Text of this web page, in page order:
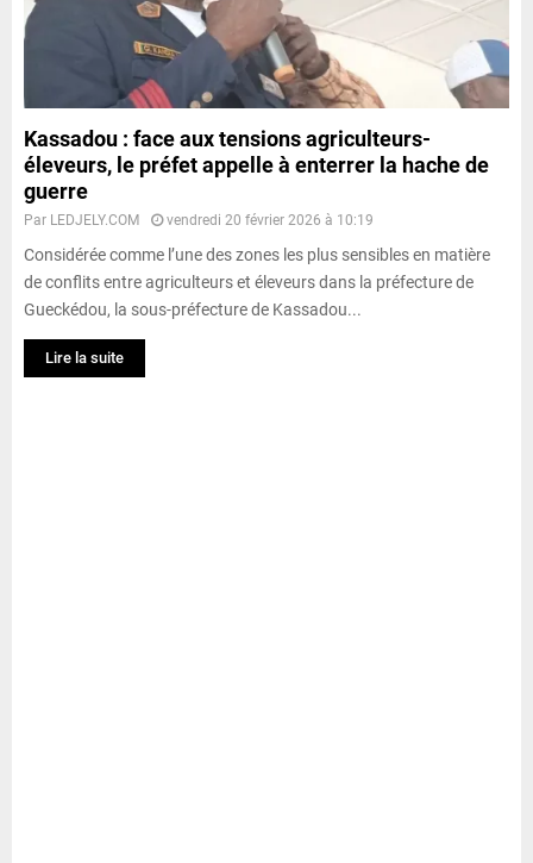
Kassadou : face aux tensions agriculteurs-
éleveurs, le préfet appelle à enterrer la hache de
guerre
Par LEDJELY.COM vendredi 20 février 2026 à 10:19
Considérée comme l’une des zones les plus sensibles en matière
de conflits entre agriculteurs et éleveurs dans la préfecture de
Gueckédou, la sous-préfecture de Kassadou...
Lire la suite